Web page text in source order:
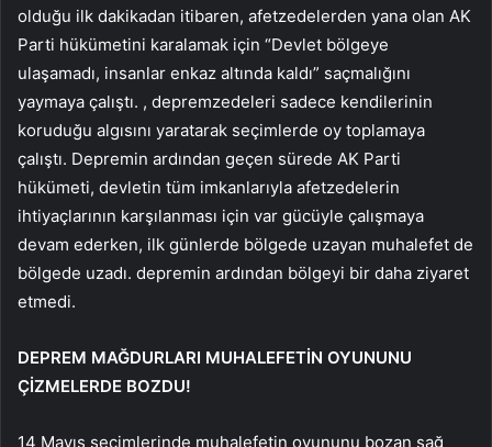
olduğu ilk dakikadan itibaren, afetzedelerden yana olan AK
Parti hükümetini karalamak için “Devlet bölgeye
ulaşamadı, insanlar enkaz altında kaldı” saçmalığını
yaymaya çalıştı. , depremzedeleri sadece kendilerinin
koruduğu algısını yaratarak seçimlerde oy toplamaya
çalıştı. Depremin ardından geçen sürede AK Parti
hükümeti, devletin tüm imkanlarıyla afetzedelerin
ihtiyaçlarının karşılanması için var gücüyle çalışmaya
devam ederken, ilk günlerde bölgede uzayan muhalefet de
bölgede uzadı. depremin ardından bölgeyi bir daha ziyaret
etmedi.
DEPREM MAĞDURLARI MUHALEFETİN OYUNUNU
ÇİZMELERDE BOZDU!
14 Mayıs seçimlerinde muhalefetin oyununu bozan sağ